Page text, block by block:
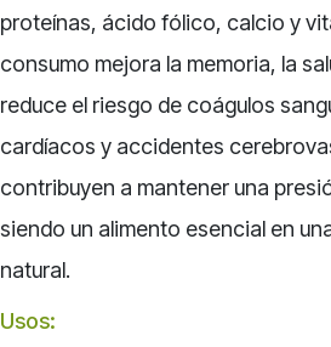
proteínas, ácido fólico, calcio y
consumo mejora la memoria, la
reduce el riesgo de coágulos
cardíacos y accidentes
contribuyen a mantener una
siendo un alimento esencial en
natural.
Usos: